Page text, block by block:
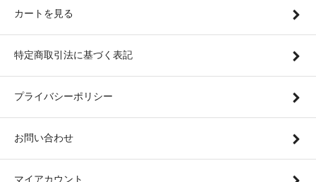
カートを見る
特定商取引法に基づく表記
プライバシーポリシー
お問い合わせ
マイアカウント